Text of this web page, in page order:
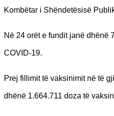
Kombëtar i Shëndetësisë
Në 24 orët e fundit janë dhënë
COVID-19.
Prej fillimit të vaksinimit në të
dhënë 1.664.711 doza të